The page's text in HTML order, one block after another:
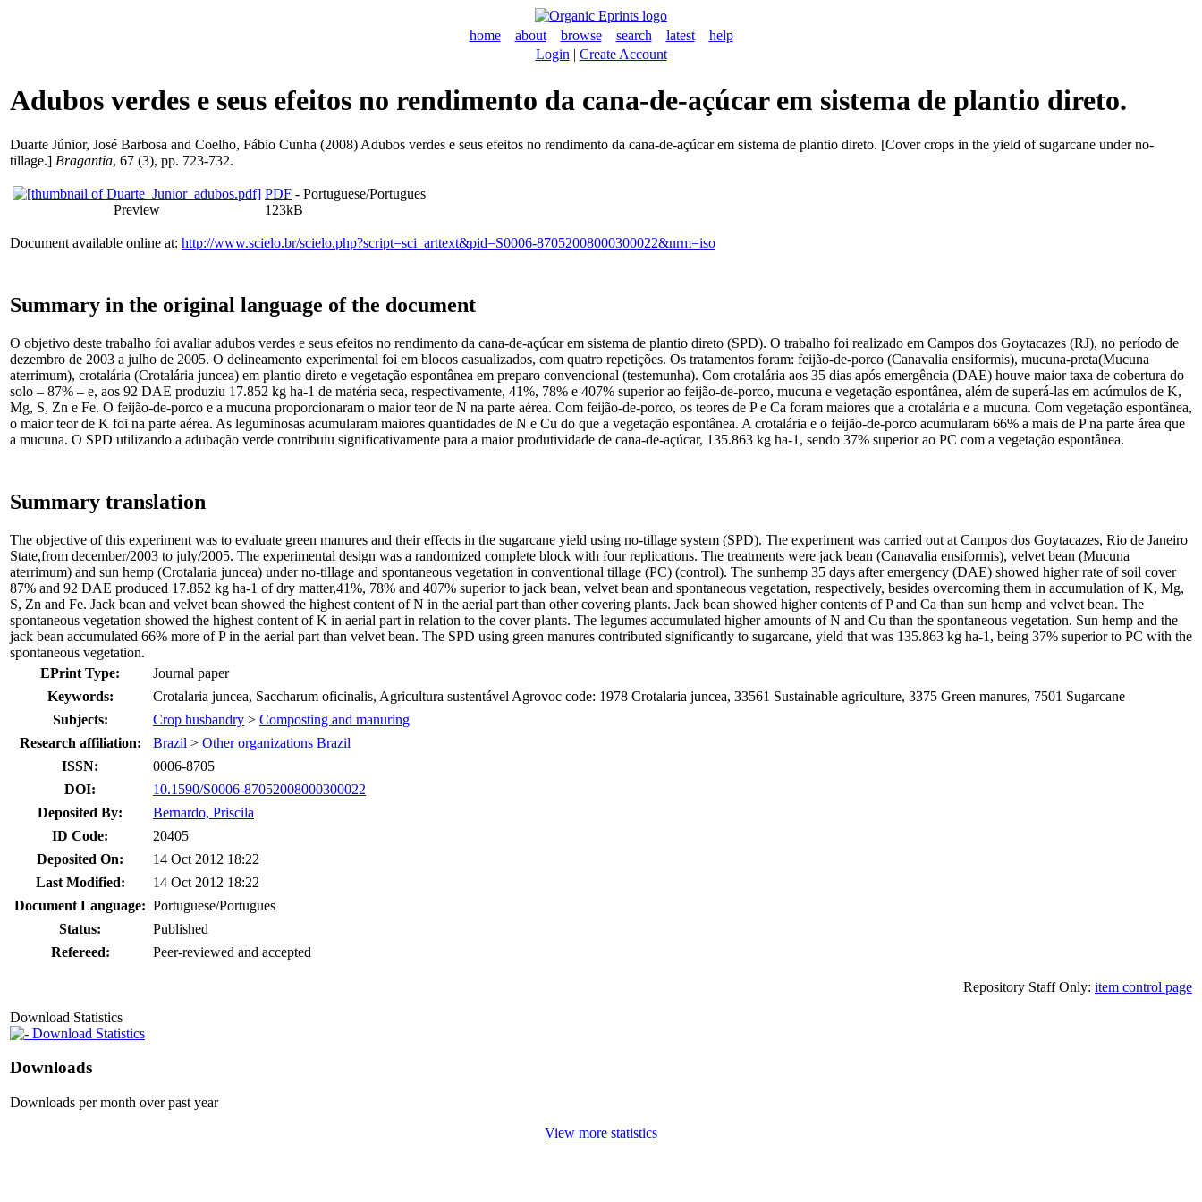
home about browse search latest
help
Login | Create Account
Adubos verdes e seus efeitos no rendimento da cana-de-açúcar em sistema de plantio direto.
Duarte Júnior, José Barbosa and Coelho, Fábio Cunha (2008) Adubos verdes e seus efeitos no rendimento da cana-de-açúcar em sistema de plantio direto. [Cover crops in the yield of sugarcane under no-
tillage.] Bragantia, 67 (3), pp. 723-732.
Preview
PDF - Portuguese/Portugues
123kB
Document available online at: http://www.scielo.br/scielo.php?script=sci_arttext&pid=S0006-87052008000300022&nrm=iso
Summary in the original language of the document
O objetivo deste trabalho foi avaliar adubos verdes e seus efeitos no rendimento da cana-de-açúcar em sistema de plantio direto (SPD). O trabalho foi realizado em Campos dos Goytacazes (RJ), no período de
dezembro de 2003 a julho de 2005. O delineamento experimental foi em blocos casualizados, com quatro repetições. Os tratamentos foram: feijão-de-porco (Canavalia ensiformis), mucuna-preta(Mucuna
aterrimum), crotalária (Crotalária juncea) em plantio direto e vegetação espontânea em preparo convencional (testemunha). Com crotalária aos 35 dias após emergência (DAE) houve maior taxa de cobertura do
solo – 87% – e, aos 92 DAE produziu 17.852 kg ha-1 de matéria seca, respectivamente, 41%, 78% e 407% superior ao feijão-de-porco, mucuna e vegetação espontânea, além de superá-las em acúmulos de K,
Mg, S, Zn e Fe. O feijão-de-porco e a mucuna proporcionaram o maior teor de N na parte aérea. Com feijão-de-porco, os teores de P e Ca foram maiores que a crotalária e a mucuna. Com vegetação espontânea,
o maior teor de K foi na parte aérea. As leguminosas acumularam maiores quantidades de N e Cu do que a vegetação espontânea. A crotalária e o feijão-de-porco acumularam 66% a mais de P na parte área que
a mucuna. O SPD utilizando a adubação verde contribuiu significativamente para a maior produtividade de cana-de-açúcar, 135.863 kg ha-1, sendo 37% superior ao PC com a vegetação espontânea.
Summary translation
The objective of this experiment was to evaluate green manures and their effects in the sugarcane yield using no-tillage system (SPD). The experiment was carried out at Campos dos Goytacazes, Rio de Janeiro
State,from december/2003 to july/2005. The experimental design was a randomized complete block with four replications. The treatments were jack bean (Canavalia ensiformis), velvet bean (Mucuna
aterrimum) and sun hemp (Crotalaria juncea) under no-tillage and spontaneous vegetation in conventional tillage (PC) (control). The sunhemp 35 days after emergency (DAE) showed higher rate of soil cover
87% and 92 DAE produced 17.852 kg ha-1 of dry matter,41%, 78% and 407% superior to jack bean, velvet bean and spontaneous vegetation, respectively, besides overcoming them in accumulation of K, Mg,
S, Zn and Fe. Jack bean and velvet bean showed the highest content of N in the aerial part than other covering plants. Jack bean showed higher contents of P and Ca than sun hemp and velvet bean. The
spontaneous vegetation showed the highest content of K in aerial part in relation to the cover plants. The legumes accumulated higher amounts of N and Cu than the spontaneous vegetation. Sun hemp and the
jack bean accumulated 66% more of P in the aerial part than velvet bean. The SPD using green manures contributed significantly to sugarcane, yield that was 135.863 kg ha-1, being 37% superior to PC with the
spontaneous vegetation.
EPrint Type:
Journal paper
Keywords:
Crotalaria juncea, Saccharum oficinalis, Agricultura sustentável Agrovoc code: 1978 Crotalaria juncea, 33561 Sustainable agriculture, 3375 Green manures, 7501 Sugarcane
Subjects:
Crop husbandry > Composting and manuring
Research affiliation:
Brazil > Other organizations Brazil
ISSN:
0006-8705
DOI:
10.1590/S0006-87052008000300022
Deposited By:
Bernardo, Priscila
ID Code:
20405
Deposited On:
14 Oct 2012 18:22
Last Modified:
14 Oct 2012 18:22
Document Language: Portuguese/Portugues
Status:
Published
Refereed:
Peer-reviewed and accepted
Repository Staff Only: item control page
Download Statistics
Download Statistics
Downloads
Downloads per month over past year
View more statistics